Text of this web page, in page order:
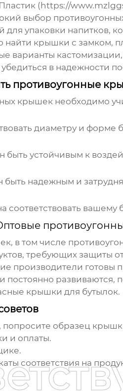
(https://
выбор
упаковки напитков,
найти крышки с замком,
варианты
в надежности
противоугонные
крышек необходимо
диаметру и форме
устойчивым к
надежным и
соответствовать вашему
в том числе
требующих защиты
производители
постоянно
крышки для бутылок.
образец
и оплаты.
соответствия на